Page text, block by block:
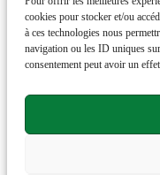
cookies pour stocker et/ou
à ces technologies nous
navigation ou les ID uniques
consentement peut avoir un